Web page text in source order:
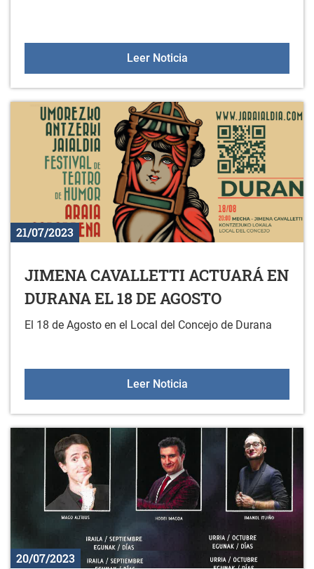
Leer NoticiaEL HORARIO DEL
21/07/2023
JIMENA CAVALLETTI ACTUARÁ EN
DURANA EL 18 DE AGOSTO
El 18 de Agosto en el Local del Concejo de Durana
Leer NoticiaJIMENA CAVALLETTI
20/07/2023